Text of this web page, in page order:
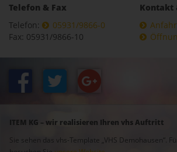
Telefon & Fax
Telefon:
05931/9866-0
Fax: 05931/9866-10
Kontakt
ITEM KG – wir realisieren Ihren vhs Auftritt
Sie sehen das vhs-Template „VHS Demohausen“.